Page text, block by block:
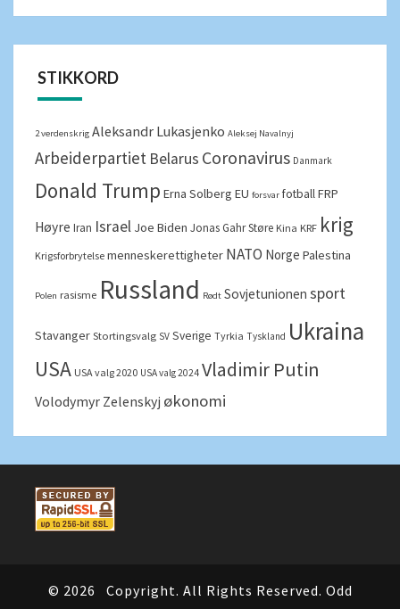
STIKKORD
2 verdenskrig Aleksandr Lukasjenko Aleksej Navalnyj
Arbeiderpartiet Belarus Coronavirus Danmark
Donald Trump Erna Solberg EU forsvar fotballFRP
Høyre Iran Israel Joe Biden Jonas Gahr Støre Kina KRF krig
Krigsforbrytelse menneskerettigheter NATO Norge Palestina
Polen rasisme Russland Rødt Sovjetunionen sport
Stavanger Stortingsvalg SV Sverige Tyrkia Tyskland Ukraina
USA USA valg 2020 USA valg 2024 Vladimir Putin
Volodymyr Zelenskyj økonomi
© 2026
Copyright. All Rights Reserved. Odd